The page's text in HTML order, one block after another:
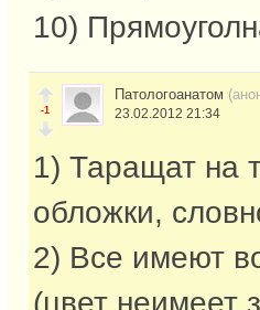
10)
-1
Патологоанатом
23.02.2012 21:34
1) Таращат на
обложки,
2) Все имеют
(цвет неимеет